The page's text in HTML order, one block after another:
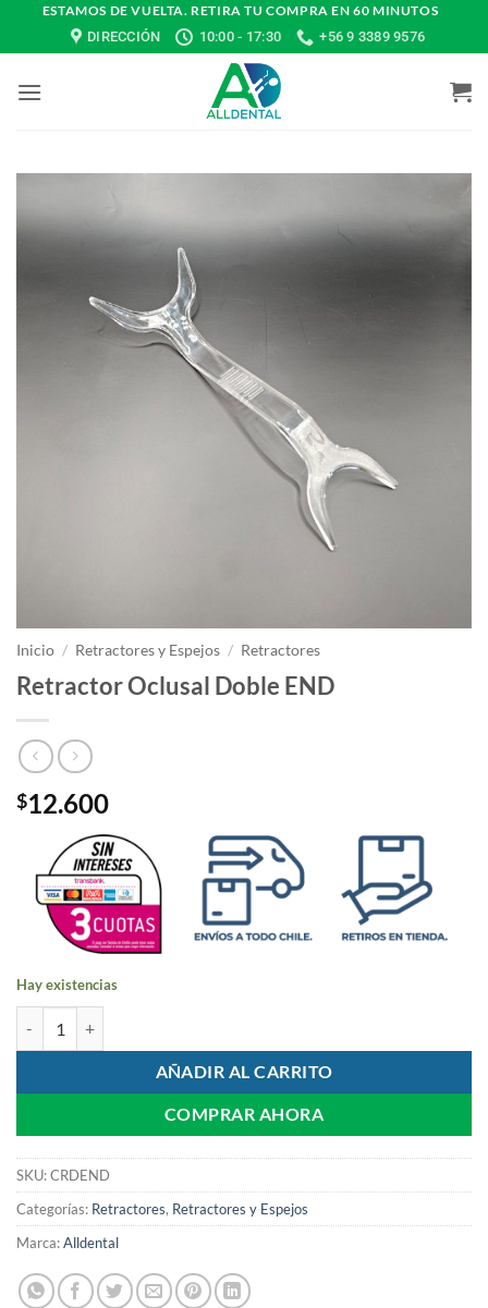
ESTAMOS DE VUELTA. RETIRA TU COMPRA EN 60 MINUTOS
DIRECCIÓN
10:00 - 17:30 +56 9 3389 9576
Inicio / Retractores y Espejos / Retractores
Retractor Oclusal Doble END
$12.600
Hay existencias
AÑADIR AL CARRITO
COMPRAR AHORA
SKU:CRDEND
Categorías: Retractores, Retractores y Espejos
Marca:Alldental